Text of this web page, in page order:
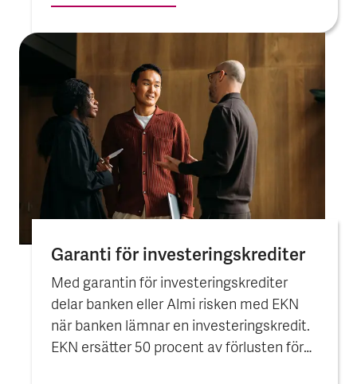
Garanti för investerings­krediter
Med garantin för investeringskrediter
delar banken eller Almi risken med EKN
när banken lämnar en investeringskredit.
EKN ersätter 50 procent av förlusten för